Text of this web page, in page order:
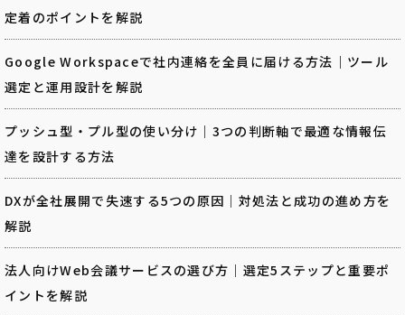
定着のポイントを解説
Google Workspaceで社内連絡を全員に届ける方法｜ツール
選定と運用設計を解説
プッシュ型・プル型の使い分け｜3つの判断軸で最適な情報伝
達を設計する方法
DXが全社展開で失速する5つの原因｜対処法と成功の進め方を
解説
法人向けWeb会議サービスの選び方｜選定5ステップと重要ポ
イントを解説